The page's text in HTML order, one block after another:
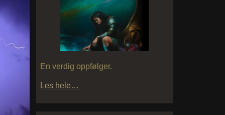
En verdig oppfølger.
Les hele…